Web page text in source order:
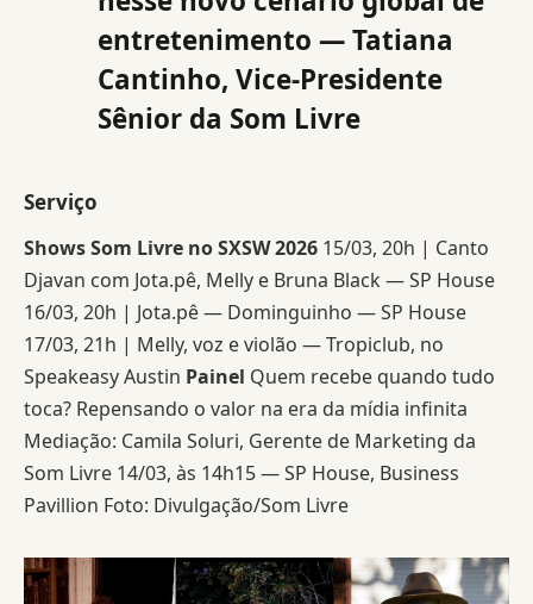
entretenimento — Tatiana
Cantinho, Vice-Presidente
Sênior da Som Livre
Serviço
Shows Som Livre no SXSW 2026 15/03, 20h | Canto
Djavan com Jota.pê, Melly e Bruna Black — SP House
16/03, 20h | Jota.pê — Dominguinho — SP House
17/03, 21h | Melly, voz e violão — Tropiclub, no
Speakeasy Austin Painel Quem recebe quando tudo
toca? Repensando o valor na era da mídia infinita
Mediação: Camila Soluri, Gerente de Marketing da
Som Livre 14/03, às 14h15 — SP House, Business
Pavillion Foto: Divulgação/Som Livre